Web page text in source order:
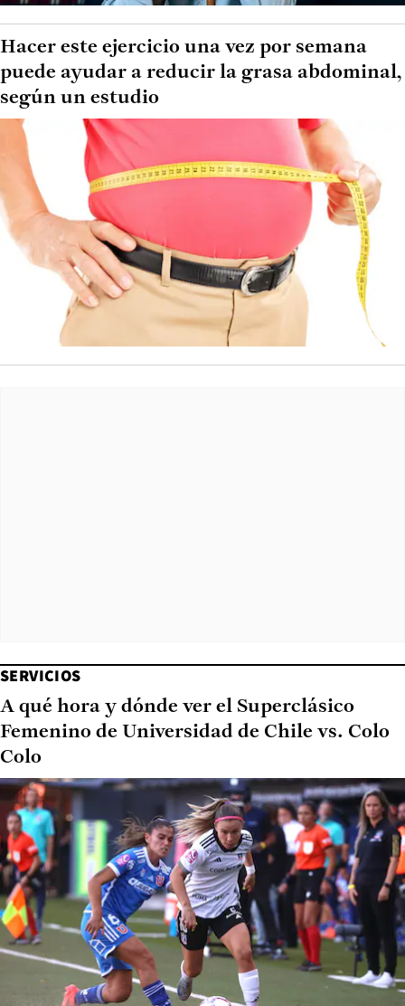
Hacer este ejercicio una vez por semana
puede ayudar a reducir la grasa abdominal,
según un estudio
SERVICIOS
A qué hora y dónde ver el Superclásico
Femenino de Universidad de Chile vs. Colo
Colo